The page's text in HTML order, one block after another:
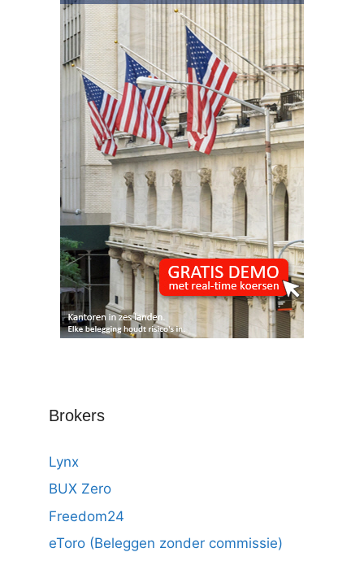
Brokers
Lynx
BUX Zero
Freedom24
eToro (Beleggen zonder commissie)